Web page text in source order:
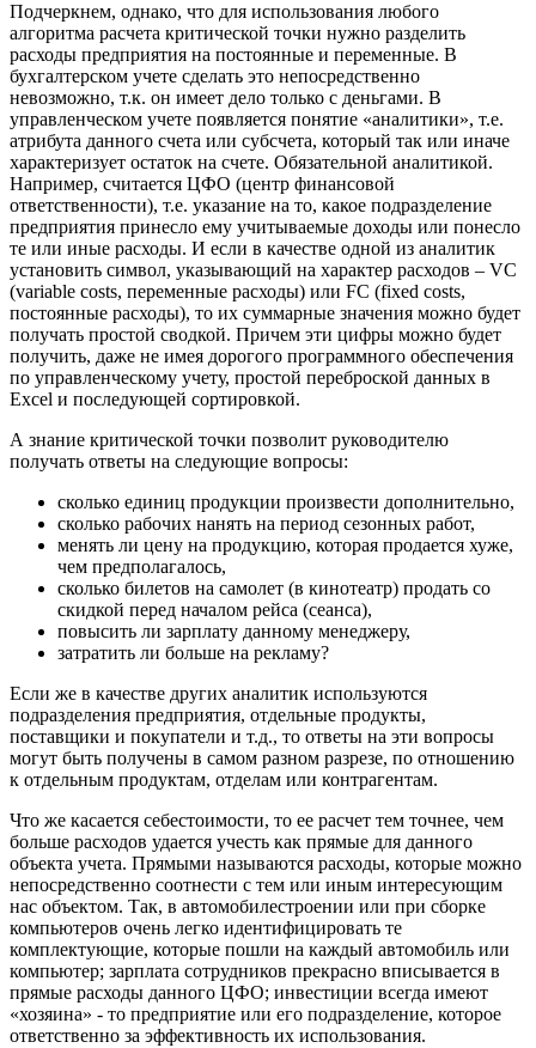
Подчеркнем, однако, что для использования любого
алгоритма расчета критической точки нужно разделить
расходы предприятия на постоянные и переменные. В
бухгалтерском учете сделать это непосредственно
невозможно, т.к. он имеет дело только с деньгами. В
управленческом учете появляется понятие «аналитики», т.е.
атрибута данного счета или субсчета, который так или иначе
характеризует остаток на счете. Обязательной аналитикой.
Например, считается ЦФО (центр финансовой
ответственности), т.е. указание на то, какое подразделение
предприятия принесло ему учитываемые доходы или понесло
те или иные расходы. И если в качестве одной из аналитик
установить символ, указывающий на характер расходов – VC
(variable costs, переменные расходы) или FC (fixed costs,
постоянные расходы), то их суммарные значения можно будет
получать простой сводкой. Причем эти цифры можно будет
получить, даже не имея дорогого программного обеспечения
по управленческому учету, простой переброской данных в
Excel и последующей сортировкой.
А знание критической точки позволит руководителю
получать ответы на следующие вопросы:
сколько единиц продукции произвести дополнительно,
сколько рабочих нанять на период сезонных работ,
менять ли цену на продукцию, которая продается хуже,
чем предполагалось,
сколько билетов на самолет (в кинотеатр) продать со
скидкой перед началом рейса (сеанса),
повысить ли зарплату данному менеджеру,
затратить ли больше на рекламу?
Если же в качестве других аналитик используются
подразделения предприятия, отдельные продукты,
поставщики и покупатели и т.д., то ответы на эти вопросы
могут быть получены в самом разном разрезе, по отношению
к отдельным продуктам, отделам или контрагентам.
Что же касается себестоимости, то ее расчет тем точнее, чем
больше расходов удается учесть как прямые для данного
объекта учета. Прямыми называются расходы, которые можно
непосредственно соотнести с тем или иным интересующим
нас объектом. Так, в автомобилестроении или при сборке
компьютеров очень легко идентифицировать те
комплектующие, которые пошли на каждый автомобиль или
компьютер; зарплата сотрудников прекрасно вписывается в
прямые расходы данного ЦФО; инвестиции всегда имеют
«хозяина» - то предприятие или его подразделение, которое
ответственно за эффективность их использования.